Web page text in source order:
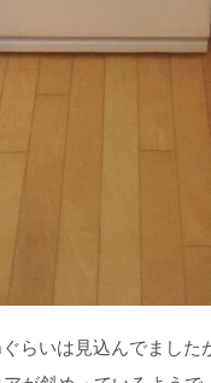
らいは見込んでました